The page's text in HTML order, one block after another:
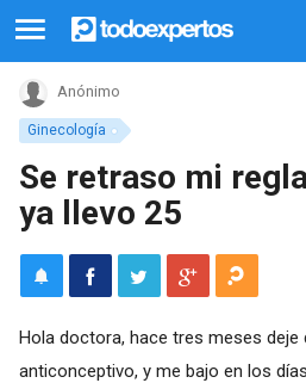
Ginecología
Anónimo
Se retraso mi
ya llevo 25
Hola doctora, hace tres meses deje
anticonceptivo, y me bajo en los